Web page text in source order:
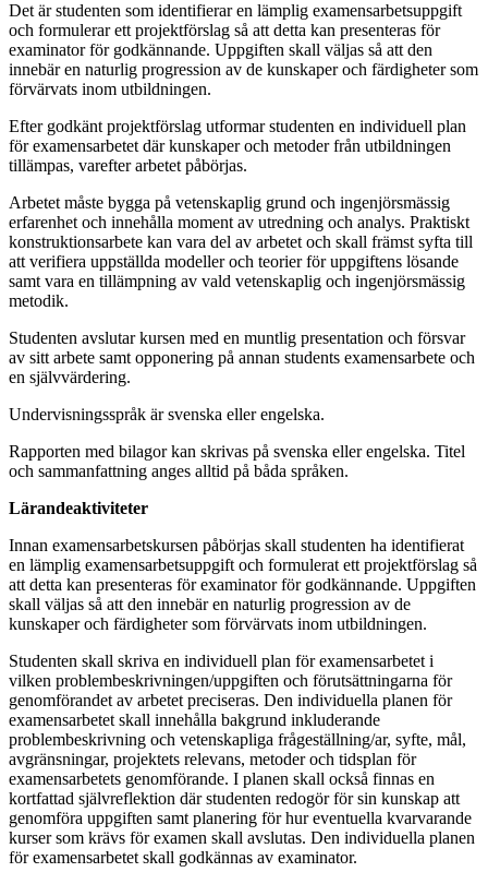
Det är studenten som identifierar en lämplig examensarbetsuppgift
och formulerar ett projektförslag så att detta kan presenteras för
examinator för godkännande. Uppgiften skall väljas så att den
innebär en naturlig progression av de kunskaper och färdigheter som
förvärvats inom utbildningen.
Efter godkänt projektförslag utformar studenten en individuell plan
för examensarbetet där kunskaper och metoder från utbildningen
tillämpas, varefter arbetet påbörjas.
Arbetet måste bygga på vetenskaplig grund och ingenjörsmässig
erfarenhet och innehålla moment av utredning och analys. Praktiskt
konstruktionsarbete kan vara del av arbetet och skall främst syfta till
att verifiera uppställda modeller och teorier för uppgiftens lösande
samt vara en tillämpning av vald vetenskaplig och ingenjörsmässig
metodik.
Studenten avslutar kursen med en muntlig presentation och försvar
av sitt arbete samt opponering på annan students examensarbete och
en självvärdering.
Undervisningsspråk är svenska eller engelska.
Rapporten med bilagor kan skrivas på svenska eller engelska. Titel
och sammanfattning anges alltid på båda språken.
Lärandeaktiviteter
Innan examensarbetskursen påbörjas skall studenten ha identifierat
en lämplig examensarbetsuppgift och formulerat ett projektförslag så
att detta kan presenteras för examinator för godkännande. Uppgiften
skall väljas så att den innebär en naturlig progression av de
kunskaper och färdigheter som förvärvats inom utbildningen.
Studenten skall skriva en individuell plan för examensarbetet i
vilken problembeskrivningen/uppgiften och förutsättningarna för
genomförandet av arbetet preciseras. Den individuella planen för
examensarbetet skall innehålla bakgrund inkluderande
problembeskrivning och vetenskapliga frågeställning/ar, syfte, mål,
avgränsningar, projektets relevans, metoder och tidsplan för
examensarbetets genomförande. I planen skall också finnas en
kortfattad självreflektion där studenten redogör för sin kunskap att
genomföra uppgiften samt planering för hur eventuella kvarvarande
kurser som krävs för examen skall avslutas. Den individuella planen
för examensarbetet skall godkännas av examinator.